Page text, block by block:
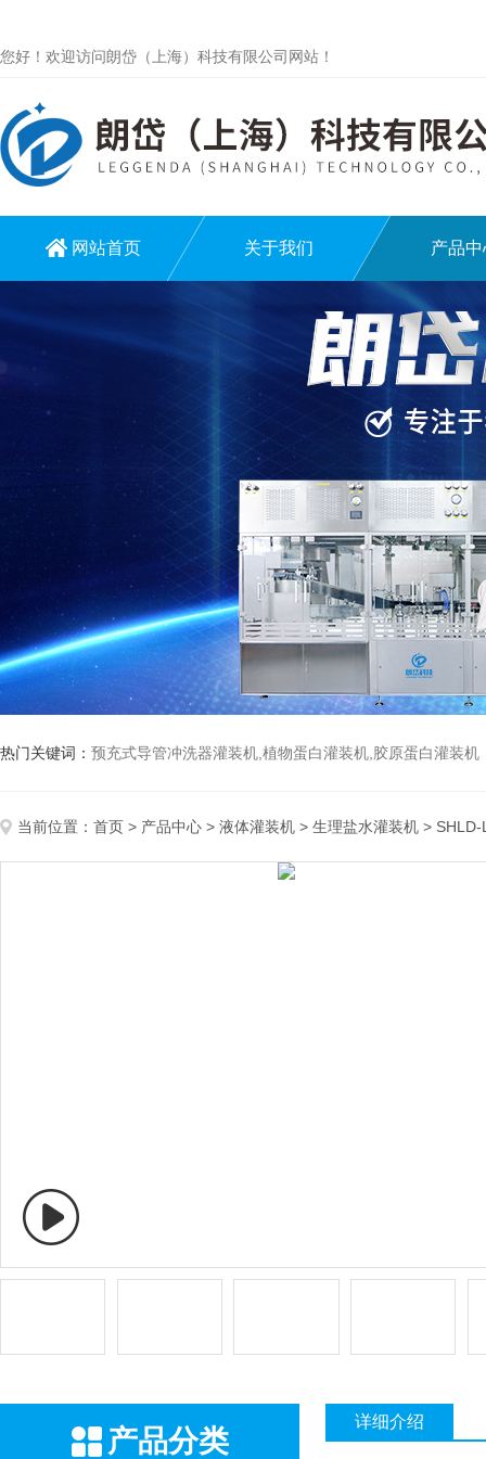
您好！欢迎访问朗岱（上海）科技有限公司网站！
网站首页 关于我们 产品中
热门关键词： 预充式导管冲洗器灌装机,植物蛋白灌装机,胶原蛋白灌装机
当前位置： 首页 > 产品中心 > 液体灌装机 > 生理盐水灌装机 > SHLD-
产品分类
详细介绍